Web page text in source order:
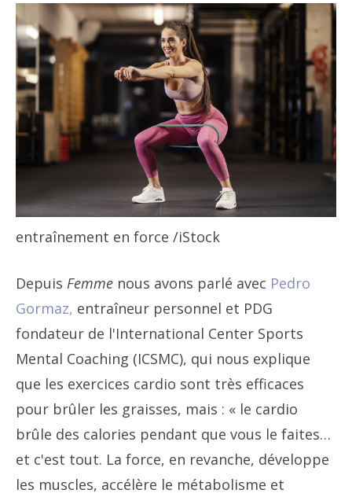
entraînement en force /iStock
Depuis Femme nous avons parlé avec Pedro
Gormaz, entraîneur personnel et PDG
fondateur de l'International Center Sports
Mental Coaching (ICSMC), qui nous explique
que les exercices cardio sont très efficaces
pour brûler les graisses, mais : « le cardio
brûle des calories pendant que vous le faites…
et c'est tout. La force, en revanche, développe
les muscles, accélère le métabolisme et